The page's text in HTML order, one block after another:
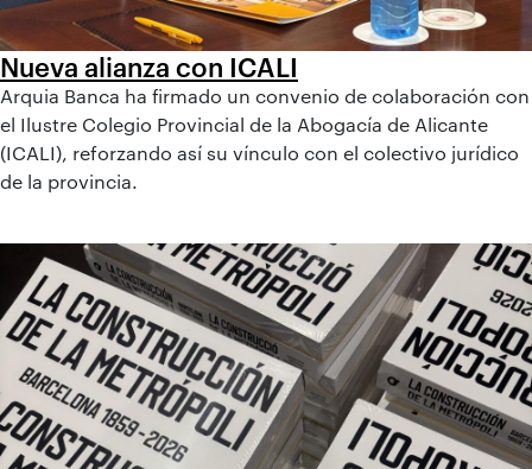
Nueva alianza con ICALI
Arquia Banca ha firmado un convenio de colaboración con
el Ilustre Colegio Provincial de la Abogacía de Alicante
(ICALI), reforzando así su vínculo con el colectivo jurídico
de la provincia.